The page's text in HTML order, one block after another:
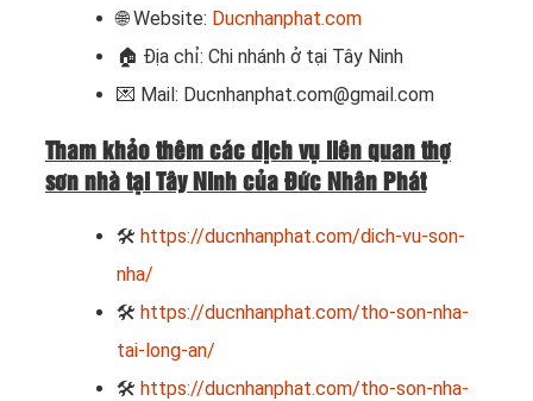
🌐 Website: Ducnhanphat.com
🏠 Địa chỉ: Chi nhánh ở tại Tây Ninh
💌 Mail: Ducnhanphat.com@gmail.com
Tham khảo thêm các dịch vụ liên quan thợ
sơn nhà tại Tây Ninh của Đức Nhân Phát
🛠 https://ducnhanphat.com/dich-vu-son-
nha/
🛠 https://ducnhanphat.com/tho-son-nha-
tai-long-an/
🛠 https://ducnhanphat.com/tho-son-nha-